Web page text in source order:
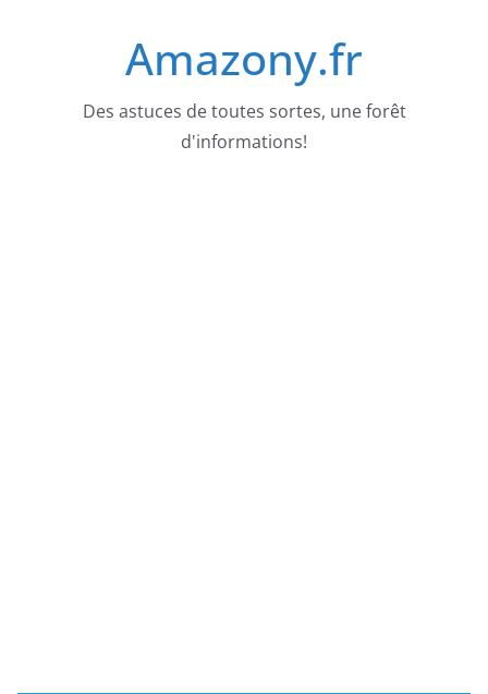
Amazony.fr
Des astuces de toutes sortes, une forêt
d'informations!